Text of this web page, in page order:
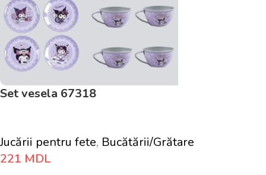
Set vesela 67318
Jucării pentru fete, Bucătării/Grătare
221 MDL